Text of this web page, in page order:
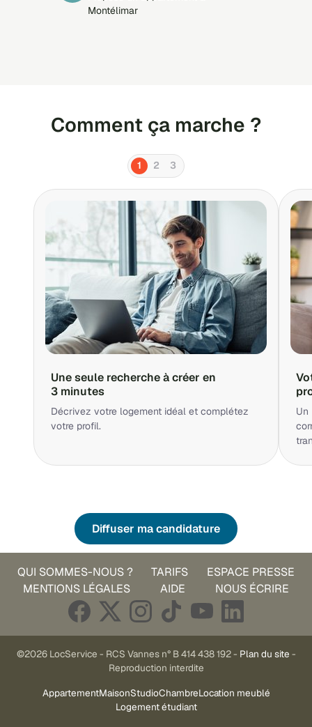
Montélimar
Comment ça marche ?
1 2 3
Une seule recherche à créer en
3 minutes
Décrivez votre logement idéal et complétez
votre profil.
Un
Diffuser ma candidature
QUI SOMMES-NOUS ? TARIFS
ESPACE PRESSE
MENTIONS LÉGALES
AIDE NOUS ÉCRIRE
©2026 LocService - RCS Vannes n° B 414 438 192 - Plan du site -
Reproduction interdite
AppartementMaisonStudioChambreLocation meublé
Logement étudiant